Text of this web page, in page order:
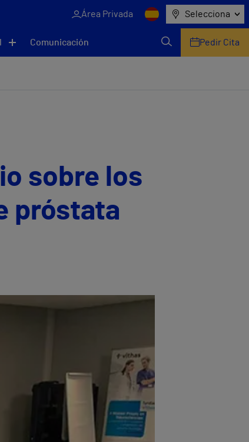
Área Privada Selecciona
Comunicación Pedir Cita
sobre los
próstata